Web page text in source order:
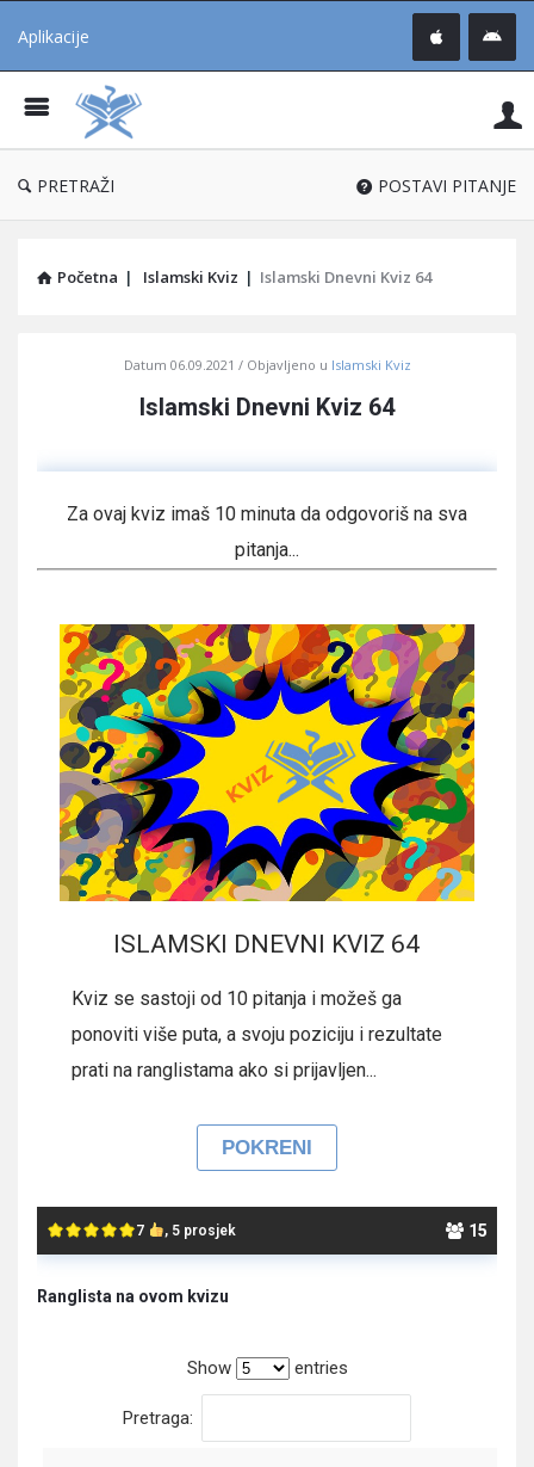
Aplikacije
®
PRETRAŽI POSTAVI PITANJE
Početna | Islamski Kviz | Islamski Dnevni Kviz 64
Datum 06.09.2021 Objavljeno u Islamski Kviz
Islamski Dnevni Kviz 64
7 , 5 prosjek 15
Za ovaj kviz imaš 10 minuta da odgovoriš na sva
pitanja...
ISLAMSKI DNEVNI KVIZ 64
Kviz se sastoji od 10 pitanja i možeš ga
ponoviti više puta, a svoju poziciju i rezultate
prati na ranglistama ako si prijavljen...
Ranglista na ovom kvizu
Show entries
Pretraga: